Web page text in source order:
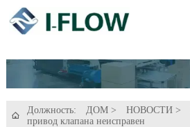

Должность: ДОМ> НОВОСТИ>
привод клапана неисправен